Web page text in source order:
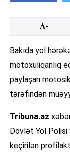
-
Bakıda yol
motoxuliqanlıq
paylaşan
tərəfindən
Tribuna.az
Dövlət Yol Polisi
keçirilən